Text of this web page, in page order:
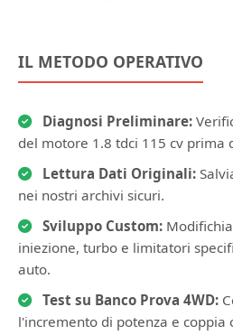
IL METODO OPERATIVO
Diagnosi Preliminare:
del motore 1.8 tdci 115 cv prima
Lettura Dati Originali:
nei nostri archivi sicuri.
Sviluppo Custom:
iniezione, turbo e limitatori
auto.
Test su Banco Prova 4WD:
l'incremento di potenza e coppia